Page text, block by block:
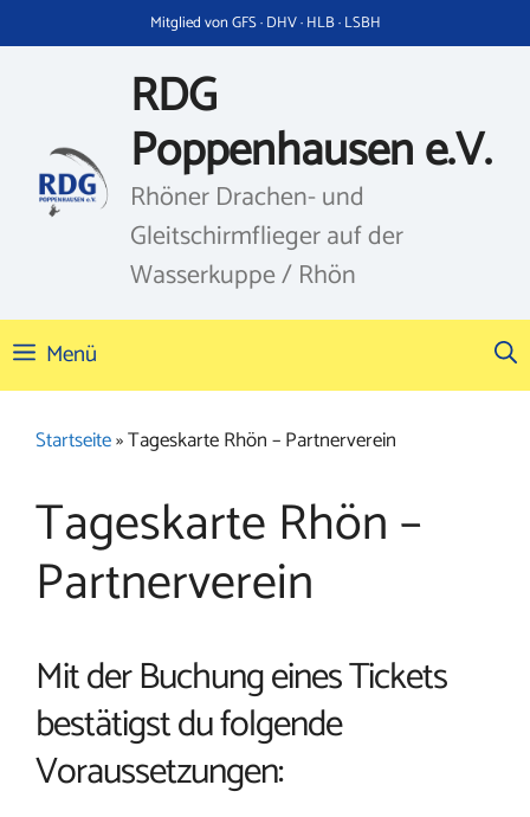
Inhalt
Mitglied von GFS · DHV · HLB · LSBH
RDG
Poppenhausen e.V.
Rhöner Drachen- und
Gleitschirmflieger auf der
Wasserkuppe / Rhön
Menü
Startseite»Tageskarte Rhön – Partnerverein
Tageskarte Rhön –
Partnerverein
Mit der Buchung eines Tickets
bestätigst du folgende
Voraussetzungen: